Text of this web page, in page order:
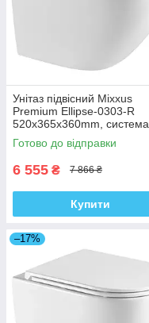
Унітаз підвісний Mixxus
Premium Ellipse-0303-R
520x365x360mm, система
змиву Rimless (MP6463)
Готово до відправки
6 555 ₴ 7 866 ₴
Купити
–17%